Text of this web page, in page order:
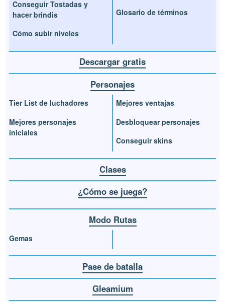
Conseguir Tostadas y
hacer brindis
Cómo subir niveles
Glosario de términos
Descargar gratis
Personajes
Tier List de luchadores
Mejores personajes
iniciales
Mejores ventajas
Desbloquear personajes
Conseguir skins
Clases
¿Cómo se juega?
Modo Rutas
Gemas
Pase de batalla
Gleamium